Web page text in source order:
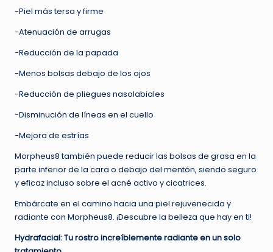
-Piel más tersa y firme
-Atenuación de arrugas
-Reducción de la papada
-Menos bolsas debajo de los ojos
-Reducción de pliegues nasolabiales
-Disminución de líneas en el cuello
-Mejora de estrías
Morpheus8 también puede reducir las bolsas de grasa en la
parte inferior de la cara o debajo del mentón, siendo seguro
y eficaz incluso sobre el acné activo y cicatrices.
Embárcate en el camino hacia una piel rejuvenecida y
radiante con Morpheus8. ¡Descubre la belleza que hay en ti!
Hydrafacial: Tu rostro increíblemente radiante en un solo